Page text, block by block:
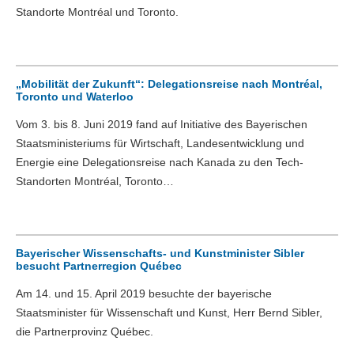
Standorte Montréal und Toronto.
„Mobilität der Zukunft“: Delegationsreise nach Montréal,
Toronto und Waterloo
Vom 3. bis 8. Juni 2019 fand auf Initiative des Bayerischen
Staatsministeriums für Wirtschaft, Landesentwicklung und
Energie eine Delegationsreise nach Kanada zu den Tech-
Standorten Montréal, Toronto…
Bayerischer Wissenschafts- und Kunstminister Sibler
besucht Partnerregion Québec
Am 14. und 15. April 2019 besuchte der bayerische
Staatsminister für Wissenschaft und Kunst, Herr Bernd Sibler,
die Partnerprovinz Québec.